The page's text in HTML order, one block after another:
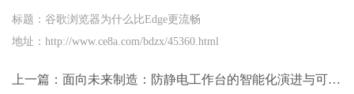
标题：谷歌浏览器为什么比Edge更流畅
地址：http://www.ce8a.com/bdzx/45360.html
上一篇： 面向未来制造：防静电工作台的智能化演进与可持续发展趋势_佰斯特POUSTO